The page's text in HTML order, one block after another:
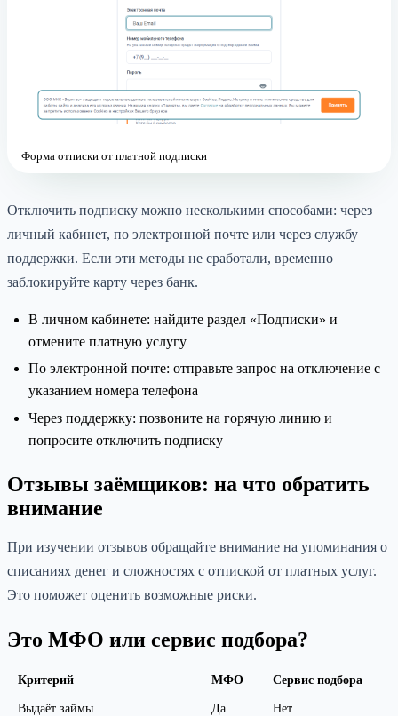
Форма отписки от платной подписки
Отключить подписку можно несколькими способами: через
личный кабинет, по электронной почте или через службу
поддержки. Если эти методы не сработали, временно
заблокируйте карту через банк.
В личном кабинете: найдите раздел «Подписки» и
отмените платную услугу
По электронной почте: отправьте запрос на отключение с
указанием номера телефона
Через поддержку: позвоните на горячую линию и
попросите отключить подписку
Отзывы заёмщиков: на что обратить
внимание
При изучении отзывов обращайте внимание на упоминания о
списаниях денег и сложностях с отпиской от платных услуг.
Это поможет оценить возможные риски.
Это МФО или сервис подбора?
Критерий МФО Сервис подбора
Выдаёт займы Да Нет